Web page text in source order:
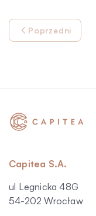
Poprzedni
Capitea S.A.
ul Legnicka 48G
54-202 Wrocław